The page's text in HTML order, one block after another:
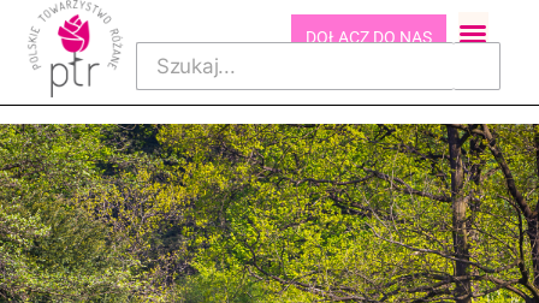
DOŁĄCZ DO NAS